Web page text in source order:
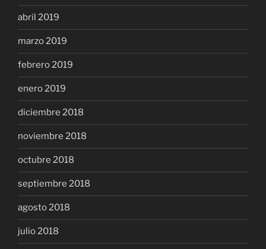
abril 2019
marzo 2019
febrero 2019
enero 2019
diciembre 2018
noviembre 2018
octubre 2018
septiembre 2018
agosto 2018
julio 2018